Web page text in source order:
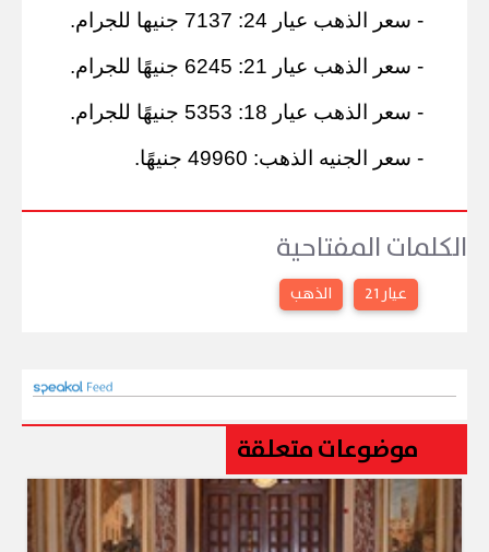
- سعر الذهب عيار 24: 7137 جنيها للجرام.
- سعر الذهب عيار 21: 6245 جنيهًا للجرام.
- سعر الذهب عيار 18: 5353 جنيهًا للجرام.
- سعر الجنيه الذهب: 49960 جنيهًا.
الكلمات المفتاحية
عيار 21 الذهب
موضوعات متعلقة